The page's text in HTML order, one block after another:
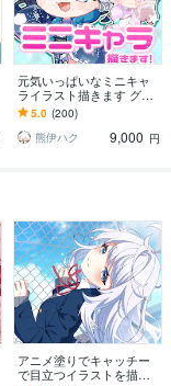
元気いっぱいなミニキャ
ライラスト描きます グッ
ズ/動画/スタンプ/などに
5.0 (200)
熊伊ハク
9,000 円
アニメ塗りでキャッチー
で目立つイラストを描き